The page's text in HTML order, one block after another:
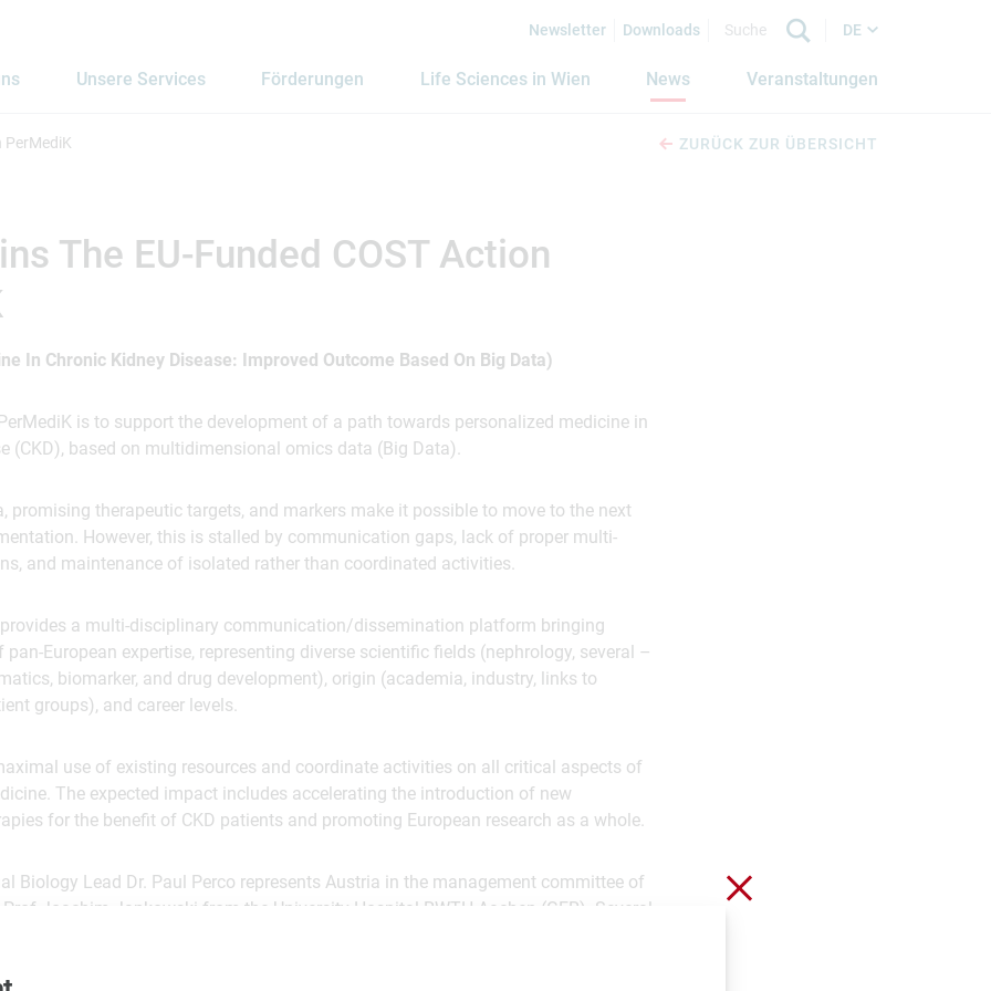
Newsletter Downloads DE
Unsere Services Förderungen Life Sciences in Wien News Veranstaltungen
PerMediK ZURÜCK ZUR ÜBERSICHT
The EU-Funded COST Action
In Chronic Kidney Disease: Improved Outcome Based On Big Data)
is to support the development of a path towards personalized medicine in
(CKD), based on multidimensional omics data (Big Data).
promising therapeutic targets, and markers make it possible to move to the next
However, this is stalled by communication gaps, lack of proper multi-
and maintenance of isolated rather than coordinated activities.
a multi-disciplinary communication/dissemination platform bringing
European expertise, representing diverse scientific fields (nephrology, several –
biomarker, and drug development), origin (academia, industry, links to
groups), and career levels.
use of existing resources and coordinate activities on all critical aspects of
The expected impact includes accelerating the introduction of new
for the benefit of CKD patients and promoting European research as a whole.
Biology Lead Dr. Paul Perco represents Austria in the management committee of
Joachim Jankowski from the University Hospital RWTH Aachen (GER). Several
Schließen ohne zu